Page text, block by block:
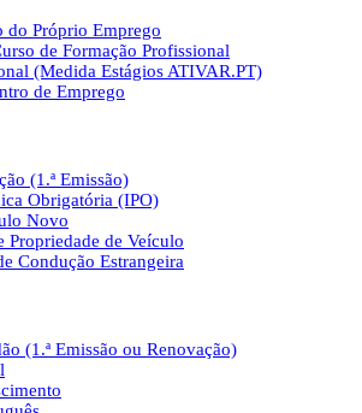
do Próprio Emprego
de Formação Profissional
(Medida Estágios ATIVAR.PT)
de Emprego
(1.ª Emissão)
Obrigatória (IPO)
Novo
Propriedade de Veículo
Condução Estrangeira
(1.ª Emissão ou Renovação)